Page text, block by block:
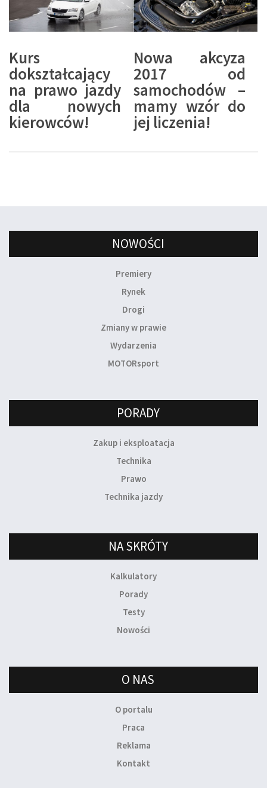
Kurs
dokształcający
na prawo jazdy
dla nowych
kierowców!
Nowa akcyza
2017 od
samochodów –
mamy wzór do
jej liczenia!
NOWOŚCI
Premiery
Rynek
Drogi
Zmiany w prawie
Wydarzenia
MOTORsport
PORADY
Zakup i eksploatacja
Technika
Prawo
Technika jazdy
NA SKRÓTY
Kalkulatory
Porady
Testy
Nowości
O NAS
O portalu
Praca
Reklama
Kontakt